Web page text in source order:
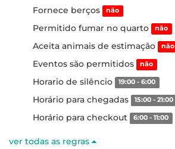
Fornece berços não
Permitido fumar no quarto não
Aceita animais de estimação não
Eventos são permitidos não
Horario de silêncio 19:00 - 6:00
Horário para chegadas 15:00 - 21:00
Horário para checkout 6:00 - 11:00
ver todas as regras